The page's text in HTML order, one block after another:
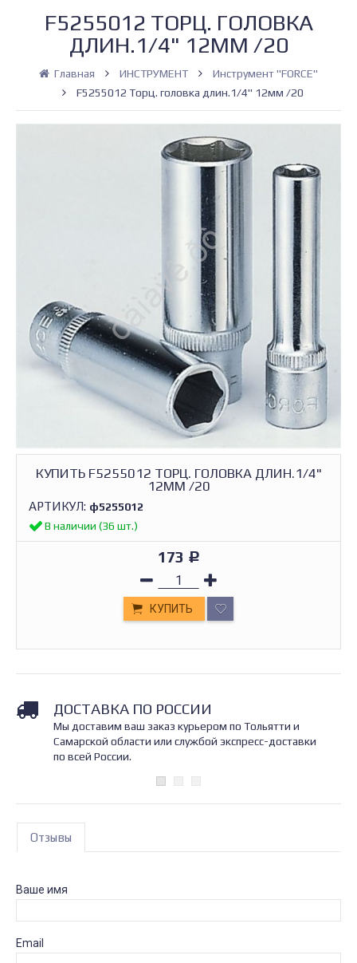
F5255012 ТОРЦ. ГОЛОВКА
ДЛИН.1/4" 12ММ /20
Главная ИНСТРУМЕНТ
Инструмент "FORCE"
F5255012 Торц. головка длин.1/4" 12мм /20
КУПИТЬ F5255012 ТОРЦ. ГОЛОВКА ДЛИН.1/4"
12ММ /20
АРТИКУЛ: ф5255012
В наличии (36 шт.)
173 Р
КУПИТЬ
ДОСТАВКА ПО РОССИИ
Мы доставим ваш заказ курьером по Тольятти и
Самарской области или службой экспресс-доставки
по всей России.
Отзывы
Ваше имя
Email